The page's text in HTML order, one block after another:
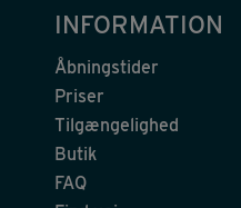
INFORMATION
Åbningstider
Priser
Tilgængelighed
Butik
FAQ